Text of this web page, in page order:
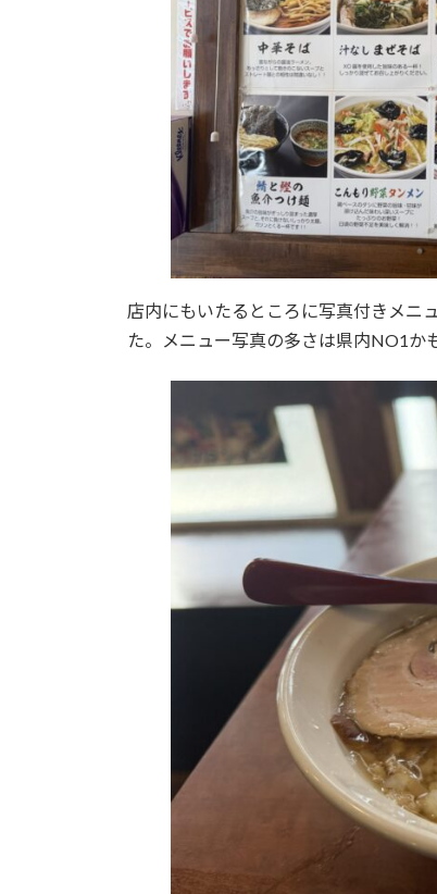
店内にもいたるところに写真付きメニ
た。メニュー写真の多さは県内NO1か